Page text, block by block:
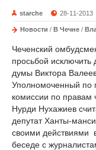
starche 28-11-2013
Новости / В Чечне /
Чеченский
просьбой исключить
думы Виктора
Уполномоченный по
комиссии по правам
Нурди Нухажиев
депутат Ханты-
своими действиями
беседе с